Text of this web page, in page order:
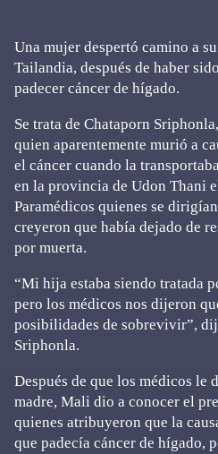
Una mujer despertó camino a
Tailandia, después de haber
padecer cáncer de hígado.
Se trata de Chataporn
quien aparentemente murió a
el cáncer cuando la
en la provincia de Udon Thani
Paramédicos quienes se
creyeron que había dejado de
por muerta.
“Mi hija estaba siendo tratada
pero los médicos nos dijeron
posibilidades de sobrevivir”,
Sriphonla.
Después de que los médicos le
madre, Mali dio a conocer el
quienes atribuyeron que la
que padecía cáncer de hígado,